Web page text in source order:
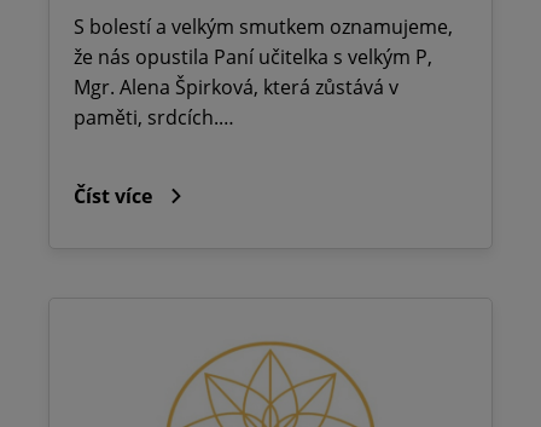
S bolestí a velkým smutkem oznamujeme,
že nás opustila Paní učitelka s velkým P,
Mgr. Alena Špirková, která zůstává v
paměti, srdcích.…
Číst více